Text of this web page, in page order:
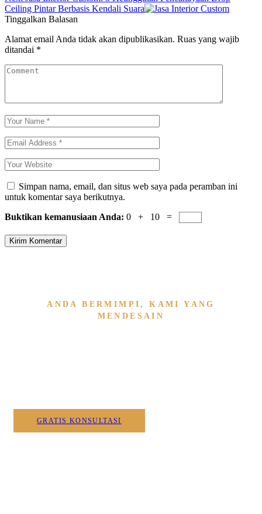
Ceiling Pintar Berbasis Kendali Suara
Tinggalkan Balasan
Alamat email Anda tidak akan dipublikasikan. Ruas yang wajib
ditandai *
Simpan nama, email, dan situs web saya pada peramban ini
untuk komentar saya berikutnya.
Buktikan kemanusiaan Anda: 0 + 10 =
Kirim Komentar
ANDA BERMIMPI, KAMI YANG
MENDESAIN
GRATIS KONSULTASI